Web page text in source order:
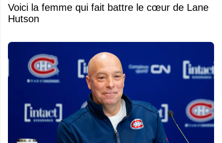
Voici la femme qui fait battre le cœur de Lane
Hutson